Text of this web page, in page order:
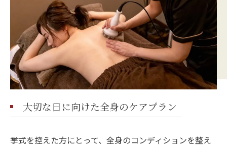
大切な日に向けた全身のケアプラン
挙式を控えた方にとって、全身のコンディションを整え